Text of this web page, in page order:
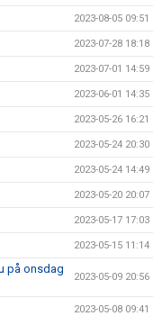
2023-08-05 09:51
2023-07-28 18:18
2023-07-01 14:59
2023-06-01 14:35
2023-05-26 16:21
2023-05-24 20:30
2023-05-24 14:49
2023-05-20 20:07
2023-05-17 17:03
2023-05-15 11:14
på onsdag
2023-05-09 20:56
2023-05-08 09:41